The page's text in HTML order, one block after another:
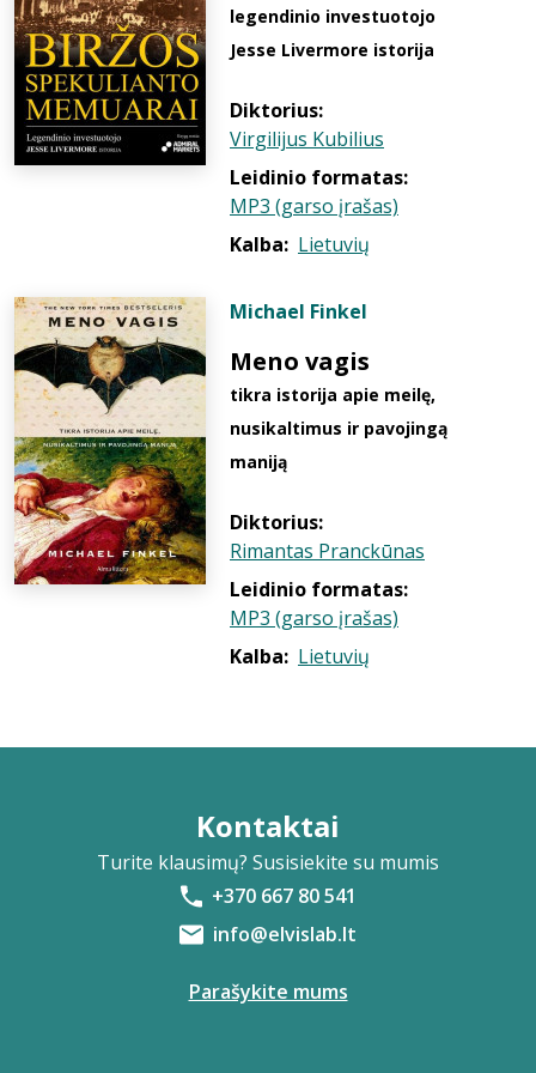
legendinio investuotojo
Jesse Livermore istorija
Diktorius:
Virgilijus Kubilius
Leidinio formatas:
MP3 (garso įrašas)
Kalba: Lietuvių
Michael Finkel
Meno vagis
tikra istorija apie meilę,
nusikaltimus ir pavojingą
maniją
Diktorius:
Rimantas Pranckūnas
Leidinio formatas:
MP3 (garso įrašas)
Kalba: Lietuvių
Kontaktai
Turite klausimų? Susisiekite su mumis
+370 667 80 541
info@elvislab.lt
Parašykite mums